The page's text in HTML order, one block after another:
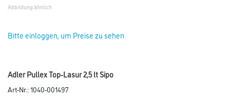
Abbildung ähnlich
Bitte einloggen, um Preise zu sehen
Adler Pullex Top-Lasur 2,5 lt Sipo
Art-Nr.:1040-001497